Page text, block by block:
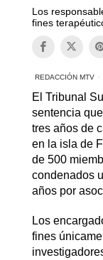
Los
fines
REDACCIÓN MTV
El Tribunal
sentencia
tres años de
en la isla de
de 500
condenados
años por
Los
fines